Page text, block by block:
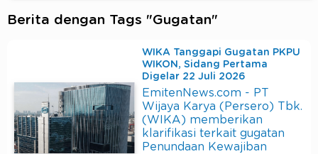
Berita dengan Tags "Gugatan"
WIKA Tanggapi Gugatan PKPU
WIKON, Sidang Pertama
Digelar 22 Juli 2026
EmitenNews.com - PT
Wijaya Karya (Persero) Tbk.
(WIKA) memberikan
klarifikasi terkait gugatan
Penundaan Kewajiban